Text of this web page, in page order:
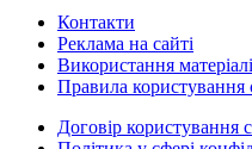
Контакти
Реклама на сайті
Використання
Правила користування
Договір користування